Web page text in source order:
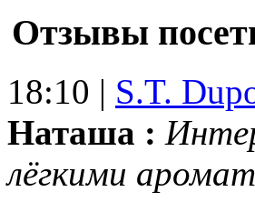
Отзывы
18:10 | S.T.
Наташа :
лёгкими